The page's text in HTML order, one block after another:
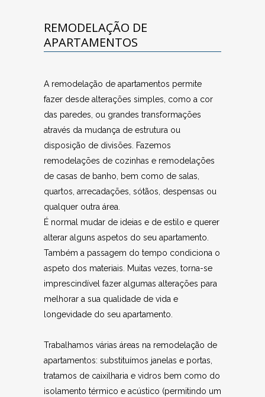
REMODELAÇÃO DE
APARTAMENTOS
A remodelação de apartamentos permite
fazer desde alterações simples, como a cor
das paredes, ou grandes transformações
através da mudança de estrutura ou
disposição de divisões. Fazemos
remodelações de cozinhas e remodelações
de casas de banho, bem como de salas,
quartos, arrecadações, sótãos, despensas ou
qualquer outra área.
É normal mudar de ideias e de estilo e querer
alterar alguns aspetos do seu apartamento.
Também a passagem do tempo condiciona o
aspeto dos materiais. Muitas vezes, torna-se
imprescindível fazer algumas alterações para
melhorar a sua qualidade de vida e
longevidade do seu apartamento.
Trabalhamos várias áreas na remodelação de
apartamentos: substituímos janelas e portas,
tratamos de caixilharia e vidros bem como do
isolamento térmico e acústico (permitindo um